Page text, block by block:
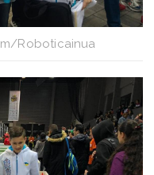
Roboticainua